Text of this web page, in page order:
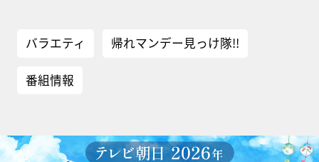
バラエティ 帰れマンデー見っけ隊!!
番組情報